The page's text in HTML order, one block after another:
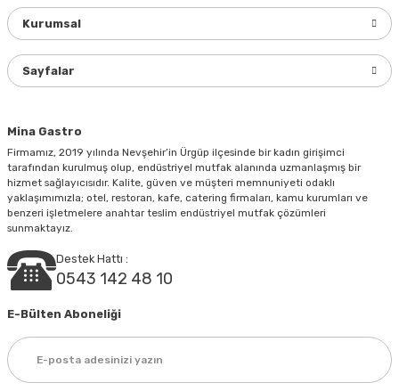
Ürün bilgilerinde hatalar bulunuyor.
Bu ürüne benzer farklı alternatifler olmalı.
Gönder
Mina Gastro
Firmamız, 2019 yılında Nevşehir’in Ürgüp ilçesinde bir kadın girişimci
tarafından kurulmuş olup, endüstriyel mutfak alanında uzmanlaşmış bir
hizmet sağlayıcısıdır. Kalite, güven ve müşteri memnuniyeti odaklı
yaklaşımımızla; otel, restoran, kafe, catering firmaları, kamu kurumları ve
benzeri işletmelere anahtar teslim endüstriyel mutfak çözümleri
sunmaktayız.
Destek Hattı :
0543 142 48 10
Kurumsal
Sayfalar
E-Bülten Aboneliği